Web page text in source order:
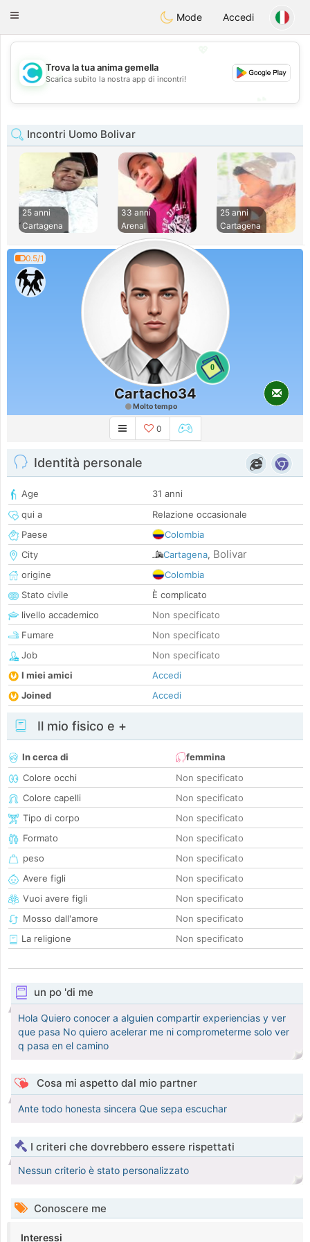
olombiaCitas
Toggle
Mode Accedi
💖
💕
Trova la tua anima gemella
Scarica subito la nostra app di incontri!
Incontri Uomo Bolivar
25 anni
Cartagena
33 anni
Arenal
25 anni
Cartagena
0.5/1
0
Cartacho34
Molto tempo
0
Identità personale
Age
31 anni
qui a
Relazione occasionale
Paese
Colombia
City
Cartagena, Bolivar
origine
Colombia
Stato civile
È complicato
livello accademico
Non specificato
Fumare
Non specificato
Job
Non specificato
I miei amici
Accedi
Joined
Accedi
Il mio fisico e +
In cerca di
femmina
Colore occhi
Non specificato
Colore capelli
Non specificato
Tipo di corpo
Non specificato
Formato
Non specificato
peso
Non specificato
Avere figli
Non specificato
Vuoi avere figli
Non specificato
Mosso dall'amore
Non specificato
La religione
Non specificato
un po 'di me
Hola Quiero conocer a alguien compartir experiencias y ver
que pasa No quiero acelerar me ni comprometerme solo ver
q pasa en el camino
Cosa mi aspetto dal mio partner
Ante todo honesta sincera Que sepa escuchar
I criteri che dovrebbero essere rispettati
Nessun criterio è stato personalizzato
Conoscere me
Interessi